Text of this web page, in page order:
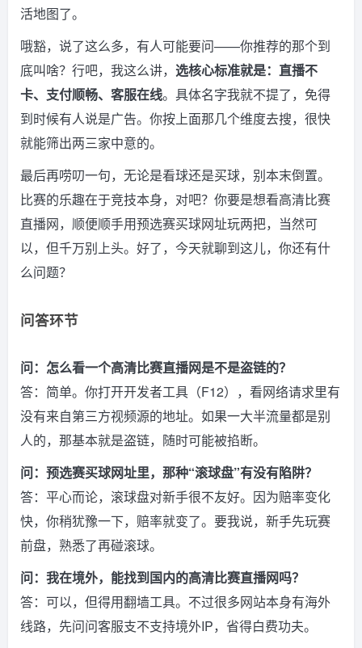
活地图了。
哦豁，说了这么多，有人可能要问——你推荐的那个到
底叫啥？行吧，我这么讲， 选核心标准就是：直播不
卡、支付顺畅、客服在线。具体名字我就不提了，免得
到时候有人说是广告。你按上面那几个维度去搜，很快
就能筛出两三家中意的。
最后再唠叨一句，无论是看球还是买球，别本末倒置。
比赛的乐趣在于竞技本身，对吧？你要是想看高清比赛
直播网，顺便顺手用预选赛买球网址玩两把，当然可
以，但千万别上头。好了，今天就聊到这儿，你还有什
么问题？
问答环节
问：怎么看一个高清比赛直播网是不是盗链的？
答：简单。你打开开发者工具（F12），看网络请求里有
没有来自第三方视频源的地址。如果一大半流量都是别
人的，那基本就是盗链，随时可能被掐断。
问：预选赛买球网址里，那种“滚球盘”有没有陷阱？
答：平心而论，滚球盘对新手很不友好。因为赔率变化
快，你稍犹豫一下，赔率就变了。要我说，新手先玩赛
前盘，熟悉了再碰滚球。
问：我在境外，能找到国内的高清比赛直播网吗？
答：可以，但得用翻墙工具。不过很多网站本身有海外
线路，先问问客服支不支持境外IP，省得白费功夫。